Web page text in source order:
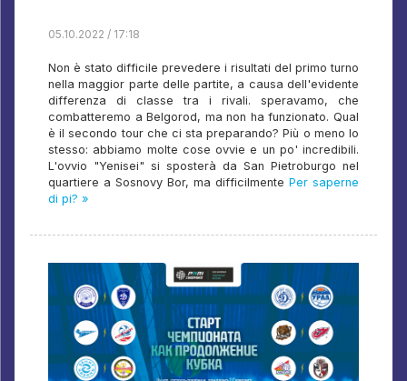
05.10.2022 / 17:18
Non è stato difficile prevedere i risultati del primo turno
nella maggior parte delle partite, a causa dell'evidente
differenza di classe tra i rivali. speravamo, che
combatteremo a Belgorod, ma non ha funzionato. Qual
è il secondo tour che ci sta preparando? Più o meno lo
stesso: abbiamo molte cose ovvie e un po' incredibili.
L'ovvio "Yenisei" si sposterà da San Pietroburgo nel
quartiere a Sosnovy Bor, ma difficilmente Per saperne
di pi? »